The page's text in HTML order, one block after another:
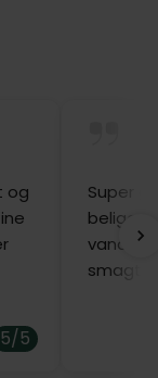
og
5/5
Super
vandet.
smagte